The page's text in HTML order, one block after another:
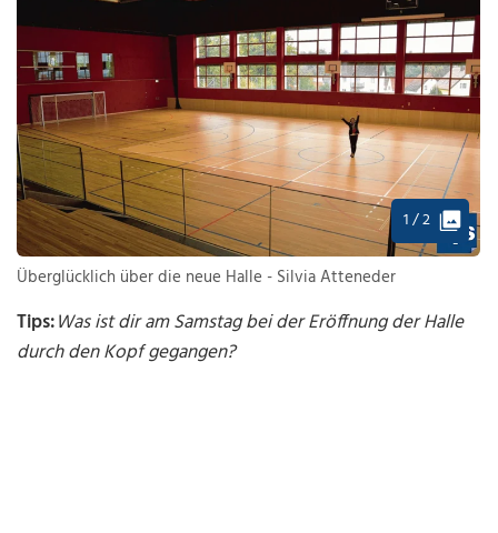
1 / 2
Überglücklich über die neue Halle - Silvia Atteneder
Tips:Was ist dir am Samstag bei der Eröffnung der Halle
durch den Kopf gegangen?